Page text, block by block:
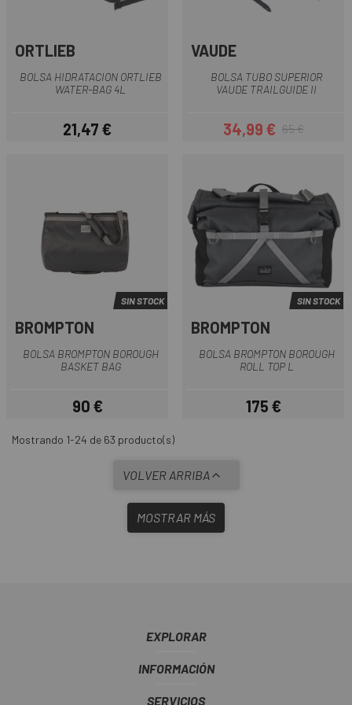
ORTLIEB
BOLSA HIDRATACION ORTLIEB
WATER-BAG 4L
Precio
21,47 €
VAUDE
BOLSA TUBO SUPERIOR
VAUDE TRAILGUIDE II
Precio
34,99 €Precio regular
65 €
SIN STOCK
BROMPTON
BOLSA BROMPTON BOROUGH
BASKET BAG
Precio
90 €
SIN STOCK
BROMPTON
BOLSA BROMPTON BOROUGH
ROLL TOP L
Precio
175 €
Mostrando 1-24 de 63 producto(s)
VOLVER ARRIBA
MOSTRAR MÁS
EXPLORAR
INFORMACIÓN
SERVICIOS